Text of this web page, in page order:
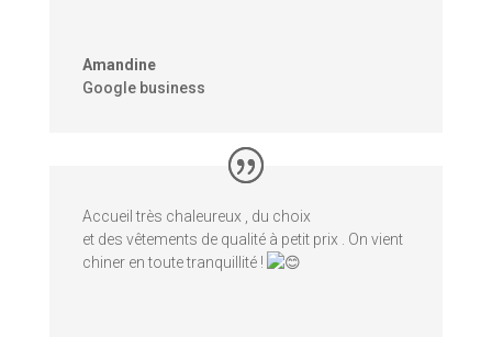
Amandine
Google business
Accueil très chaleureux , du choix
et des vêtements de qualité à petit prix . On vient
chiner en toute tranquillité !